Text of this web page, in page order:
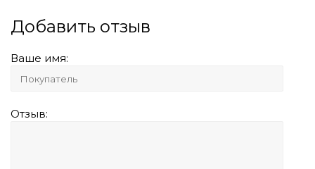
Добавить отзыв
Ваше имя:
Отзыв: